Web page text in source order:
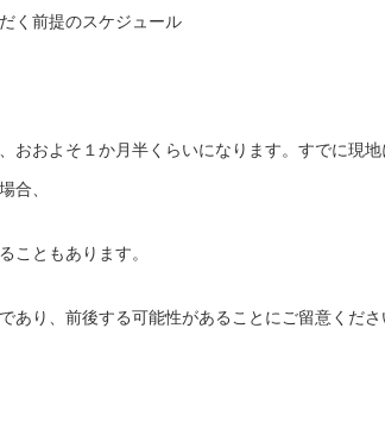
く前提のスケジュール
おおよそ１か月半くらいになります。すでに現
合、
こともあります。
あり、前後する可能性があることにご留意くださ